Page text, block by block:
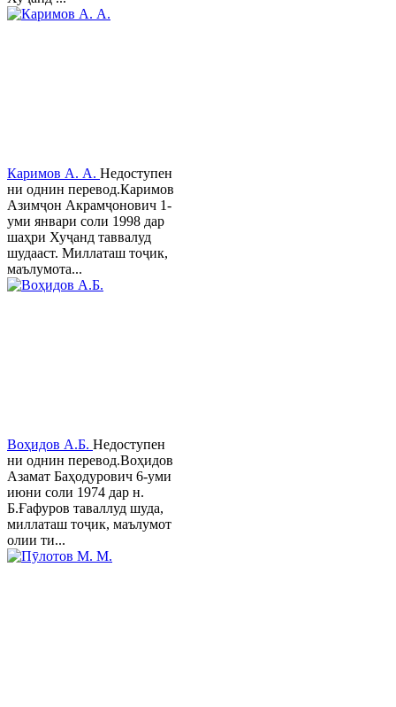
Каримов А. А. Недоступен
ни однин перевод.Каримов
Азимҷон Акрамҷонович 1-
уми январи соли 1998 дар
шаҳри Хуҷанд таввалуд
шудааст. Миллаташ тоҷик,
маълумота...
Воҳидов А.Б. Недоступен
ни однин перевод.Воҳидов
Азамат Баҳодурович 6-уми
июни соли 1974 дар н.
Б.Ғафуров таваллуд шуда,
миллаташ тоҷик, маълумот
олии ти...